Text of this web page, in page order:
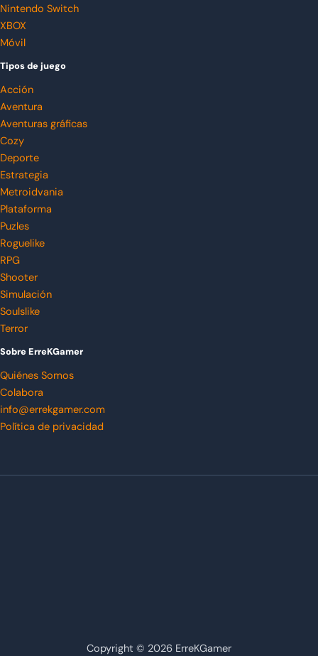
Nintendo Switch
XBOX
Móvil
Tipos de juego
Acción
Aventura
Aventuras gráficas
Cozy
Deporte
Estrategia
Metroidvania
Plataforma
Puzles
Roguelike
RPG
Shooter
Simulación
Soulslike
Terror
Sobre ErreKGamer
Quiénes Somos
Colabora
info@errekgamer.com
Política de privacidad
Copyright © 2026 ErreKGamer